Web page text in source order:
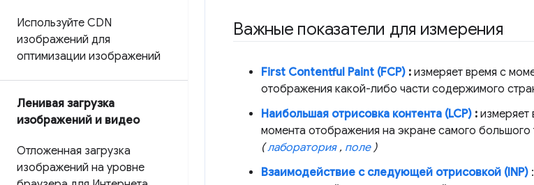
Используйте CDN
изображений для
оптимизации изображений
Ленивая загрузка
изображений и видео
Отложенная загрузка
изображений на уровне
Важные показатели для измерения
First Contentful Paint (FCP) : измеряет время с
отображения какой-либо части содержимого
Наибольшая отрисовка контента (LCP) : измеряет
момента отображения на экране самого
(лаборатория, поле)
Взаимодействие с следующей отрисовкой (INP)